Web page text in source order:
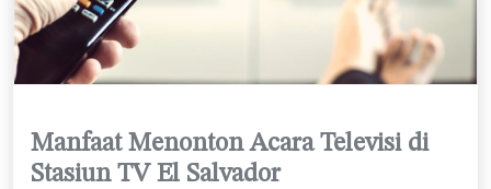
Manfaat Menonton Acara Televisi di
Stasiun TV El Salvador